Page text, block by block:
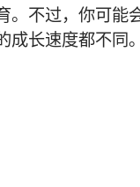
。不过，你可能
成长速度都不同